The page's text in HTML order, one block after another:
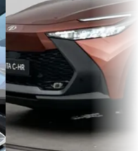
v.a. € 851/mnd
Boven markt
2026 · 10 km · Hybride ·
Louwman Toyota
Noordwijk
(267)
Bekijk aanbieding →